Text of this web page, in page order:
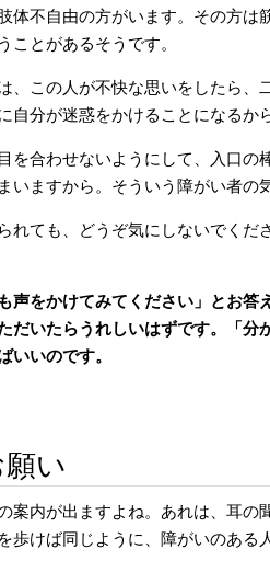
不自由の方がいます。その方は
ことがあるそうです。
、この人が不快な思いをしたら、
分が迷惑をかけることになるか
を合わせないようにして、入口
いますから。そういう障がい者の
れても、どうぞ気にしないでく
声をかけてみてください」とお答
だいたらうれしいはずです。「
いいのです。
い
案内が出ますよね。あれは、耳の
歩けば同じように、障がいのあ